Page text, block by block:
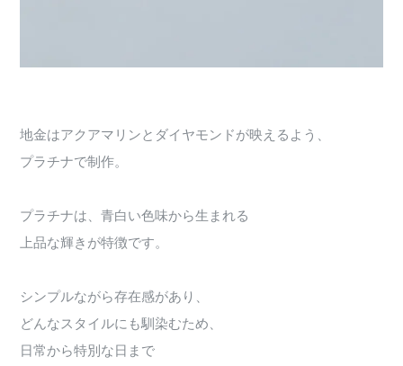
地金はアクアマリンとダイヤモンドが映えるよう、
プラチナで制作。
プラチナは、青白い色味から生まれる
上品な輝きが特徴です。
シンプルながら存在感があり、
どんなスタイルにも馴染むため、
日常から特別な日まで